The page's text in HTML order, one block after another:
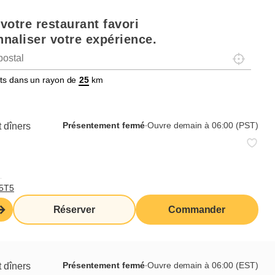
restaurant favori
votre expérience.
Localisez-
dans un rayon de km
dîners Présentement fermé∙Ouvre demain à 06:00 (PST)
Réserver Commander
dîners Présentement fermé∙Ouvre demain à 06:00 (EST)
est responsable de la mise en place, de